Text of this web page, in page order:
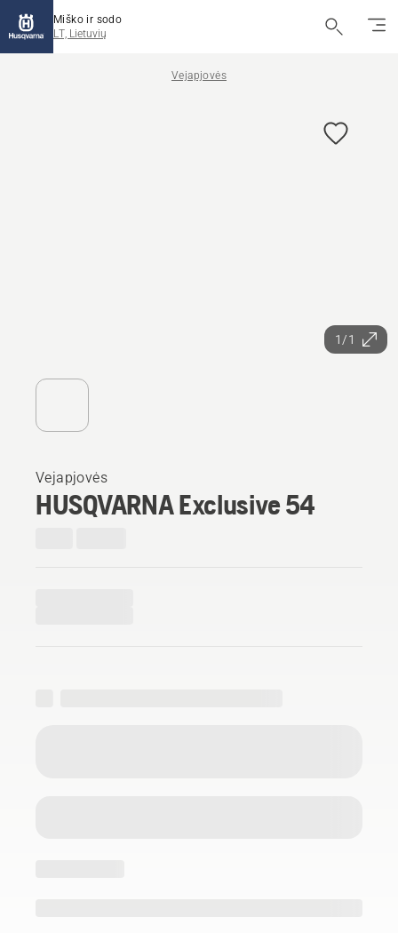
Miško ir sodo
LT, Lietuvių
Vejapjovės
1/1
Vejapjovės
HUSQVARNA Exclusive 54